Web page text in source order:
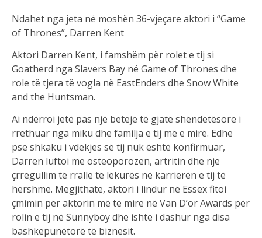
Ndahet nga jeta në moshën 36-vjeçare aktori i “Game
of Thrones”, Darren Kent
Aktori Darren Kent, i famshëm për rolet e tij si
Goatherd nga Slavers Bay në Game of Thrones dhe
role të tjera të vogla në EastEnders dhe Snow White
and the Huntsman.
Ai ndërroi jetë pas një beteje të gjatë shëndetësore i
rrethuar nga miku dhe familja e tij më e mirë. Edhe
pse shkaku i vdekjes së tij nuk është konfirmuar,
Darren luftoi me osteoporozën, artritin dhe një
çrregullim të rrallë të lëkurës në karrierën e tij të
hershme. Megjithatë, aktori i lindur në Essex fitoi
çmimin për aktorin më të mirë në Van D’or Awards për
rolin e tij në Sunnyboy dhe ishte i dashur nga disa
bashkëpunëtorë të biznesit.